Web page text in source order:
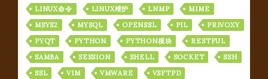
LINUX命令
LINUX维护 LNMP
MIME
MSYS2
MYSQL OPENSSL PIL
PRIVOXY
PYQT
PYTHON PYTHON模块
RESTFUL
SAMBA
SESSION SHELL SOCKET
SSH
SSL
VIM VMWARE
VSFTPD